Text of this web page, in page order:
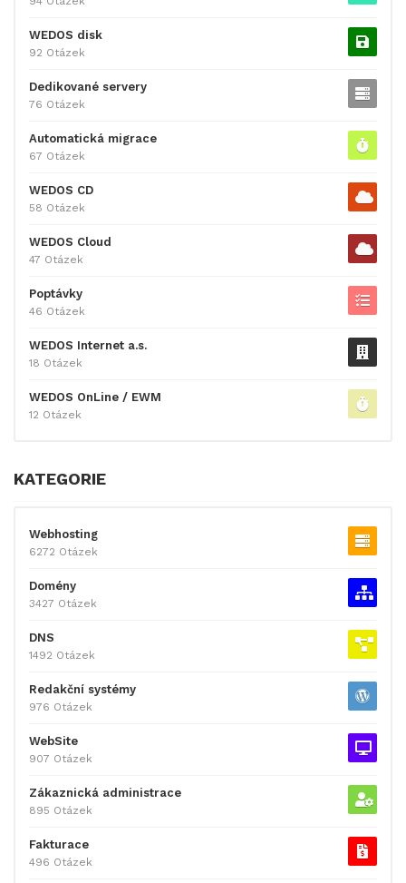
WEDOS disk
92 Otázek
Dedikované servery
76 Otázek
Automatická migrace
67 Otázek
WEDOS CD
58 Otázek
WEDOS Cloud
47 Otázek
Poptávky
46 Otázek
WEDOS Internet a.s.
18 Otázek
WEDOS OnLine / EWM
12 Otázek
KATEGORIE
Webhosting
6272 Otázek
Domény
3427 Otázek
DNS
1492 Otázek
Redakční systémy
976 Otázek
WebSite
907 Otázek
Zákaznická administrace
895 Otázek
Fakturace
496 Otázek